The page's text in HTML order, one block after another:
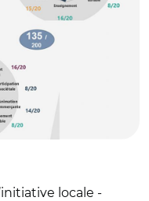
locale -